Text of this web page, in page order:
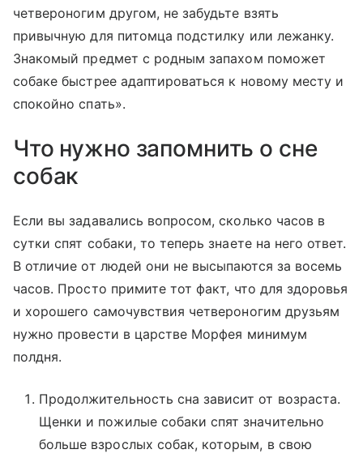
четвероногим другом, не забудьте взять
привычную для питомца подстилку или лежанку.
Знакомый предмет с родным запахом поможет
собаке быстрее адаптироваться к новому месту и
спокойно спать».
Что нужно запомнить о сне
собак
Если вы задавались вопросом, сколько часов в
сутки спят собаки, то теперь знаете на него ответ.
В отличие от людей они не высыпаются за восемь
часов. Просто примите тот факт, что для здоровья
и хорошего самочувствия четвероногим друзьям
нужно провести в царстве Морфея минимум
полдня.
Продолжительность сна зависит от возраста.
Щенки и пожилые собаки спят значительно
больше взрослых собак, которым, в свою